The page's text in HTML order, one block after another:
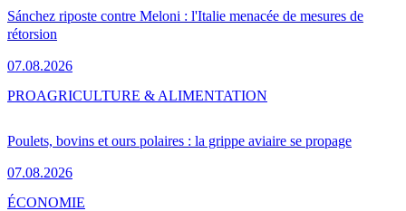
Sánchez riposte contre Meloni : l'Italie menacée de mesures de
rétorsion
07.08.2026
Poulets, bovins et ours polaires : la grippe aviaire se propage
07.08.2026
PROAGRICULTURE & ALIMENTATION
ÉCONOMIE